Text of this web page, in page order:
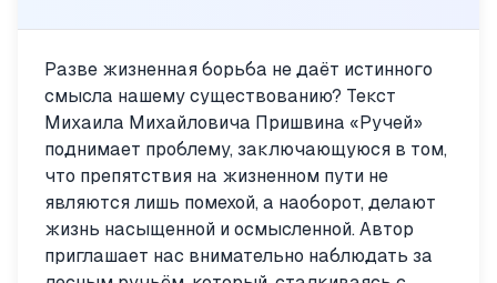
Разве жизненная борьба не даёт истинного
смысла нашему существованию? Текст
Михаила Михайловича Пришвина «Ручей»
поднимает проблему, заключающуюся в том,
что препятствия на жизненном пути не
являются лишь помехой, а наоборот, делают
жизнь насыщенной и осмысленной. Автор
приглашает нас внимательно наблюдать за